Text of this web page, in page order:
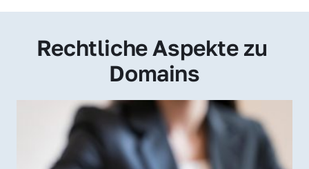
Rechtliche Aspekte zu
Domains